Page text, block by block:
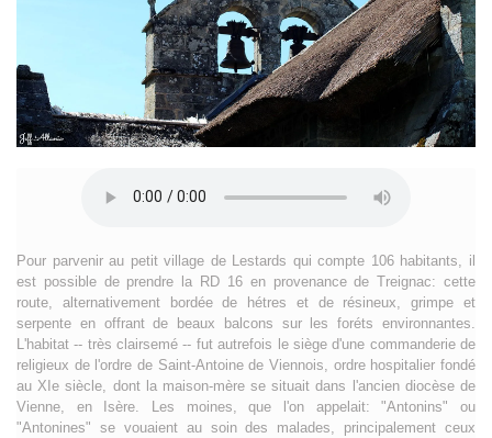
Pour parvenir au petit village de Lestards qui compte 106 habitants, il
est possible de prendre la RD 16 en provenance de Treignac: cette
route, alternativement bordée de hétres et de résineux, grimpe et
serpente en offrant de beaux balcons sur les foréts environnantes.
L'habitat -- très clairsemé -- fut autrefois le siège d'une commanderie de
religieux de l'ordre de Saint-Antoine de Viennois, ordre hospitalier fondé
au XIe siècle, dont la maison-mère se situait dans l'ancien diocèse de
Vienne, en Isère. Les moines, que l'on appelait: "Antonins" ou
"Antonines" se vouaient au soin des malades, principalement ceux